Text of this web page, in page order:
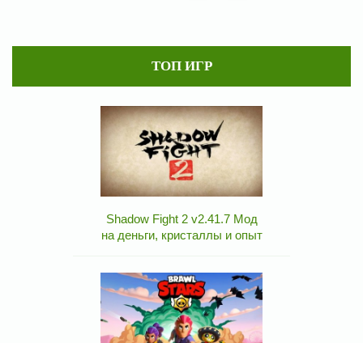
ТОП ИГР
Shadow Fight 2 v2.41.7 Мод
на деньги, кристаллы и опыт